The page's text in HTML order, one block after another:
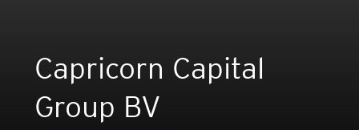
Capri­corn Capi­tal
Group BV